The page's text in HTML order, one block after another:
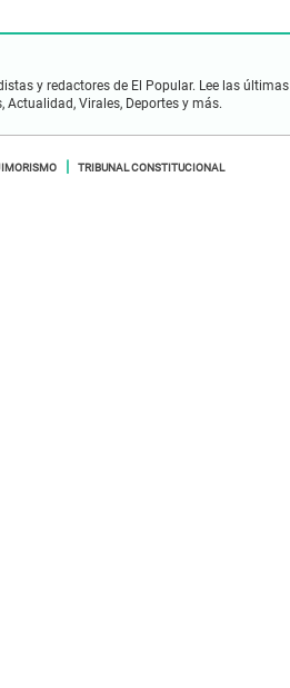
y redactores de El Popular. Lee las últimas
Virales, Deportes y más.
TRIBUNAL CONSTITUCIONAL